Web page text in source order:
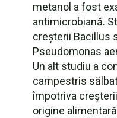
metanol a fost
antimicrobiană.
creșterii Bacillus
Pseudomonas
Un alt studiu a
campestris
împotriva
origine